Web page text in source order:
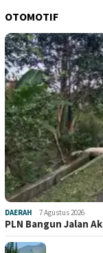
OTOMOTIF
DAERAH 7 Agustus 2026
PLN Bangun Jalan